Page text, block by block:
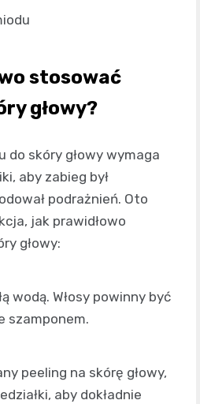
stosować
głowy?
do skóry głowy wymaga
aby zabieg był
podrażnień. Oto
jak prawidłowo
głowy:
wodą. Włosy powinny być
szamponem.
peeling na skórę głowy,
aby dokładnie